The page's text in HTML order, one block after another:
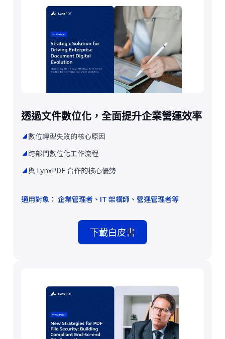
透過文件數位化，全面提升企業營運效率
數位轉型失敗的核心原因
跨部門數位化工作流程
與 LynxPDF 合作的核心優勢
適用對象： 企業管理者、IT 架構師、營運管理者等
下載白皮書